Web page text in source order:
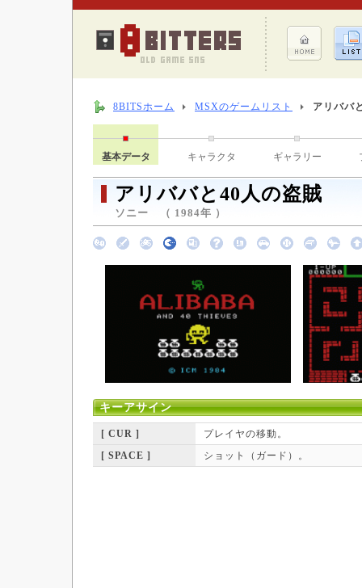
8BITSホーム MSXのゲームリスト アリババ
基本データ キャラクタ ギャラリー
アリババと40人の盗賊
ソニー （ 1984年 ）
キーアサイン
[ CUR ]
プレイヤの移動。
[ SPACE ]
ショット（ガード）。